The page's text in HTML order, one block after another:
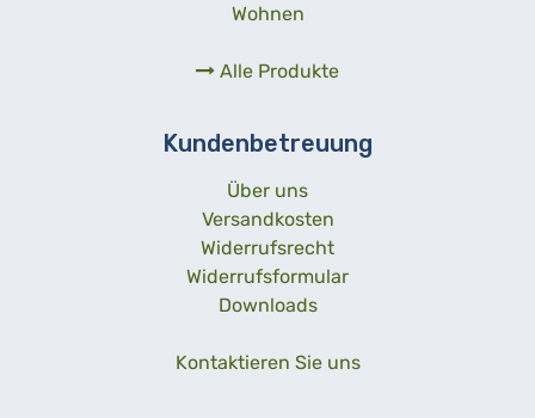
Wohnen
Alle Produkte
Kundenbetreuung
Über uns
Versandkosten
Widerrufsrecht
Widerrufsformular
Downloads
Kontaktieren Sie uns